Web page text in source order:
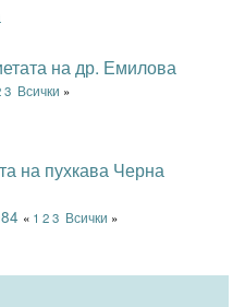
на др. Емилова
3 Всички »
на пухкава Черна
« 1 23 Всички »